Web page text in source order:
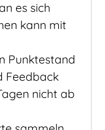
es sich
kann mit
Punktestand
Feedback
nicht ab